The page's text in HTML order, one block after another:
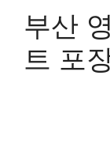
부산
트 포